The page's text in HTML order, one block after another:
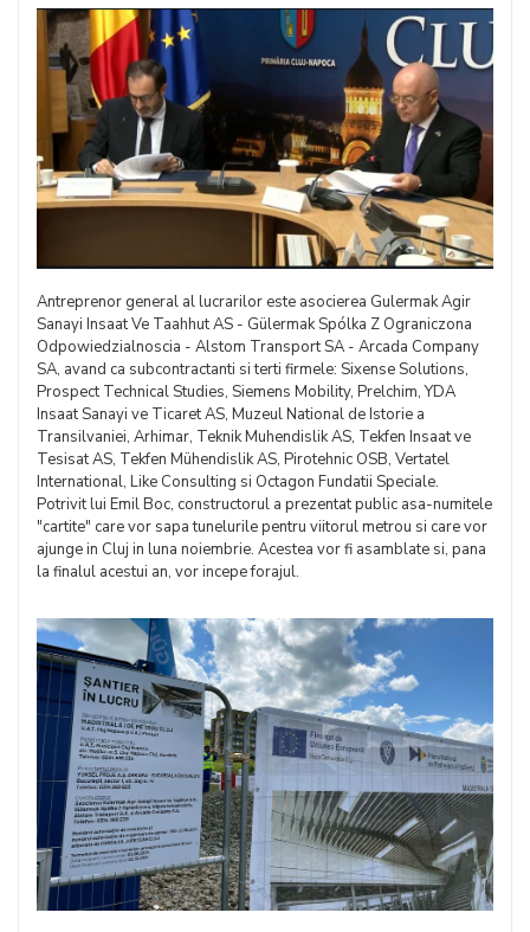
Antreprenor general al lucrarilor este asocierea Gulermak Agir
Sanayi Insaat Ve Taahhut AS - Gülermak Spólka Z Ograniczona
Odpowiedzialnoscia - Alstom Transport SA - Arcada Company
SA, avand ca subcontractanti si terti firmele: Sixense Solutions,
Prospect Technical Studies, Siemens Mobility, Prelchim, YDA
Insaat Sanayi ve Ticaret AS, Muzeul National de Istorie a
Transilvaniei, Arhimar, Teknik Muhendislik AS, Tekfen Insaat ve
Tesisat AS, Tekfen Mühendislik AS, Pirotehnic OSB, Vertatel
International, Like Consulting si Octagon Fundatii Speciale.
Potrivit lui Emil Boc, constructorul a prezentat public asa-numitele
"cartite" care vor sapa tunelurile pentru viitorul metrou si care vor
ajunge in Cluj in luna noiembrie. Acestea vor fi asamblate si, pana
la finalul acestui an, vor incepe forajul.